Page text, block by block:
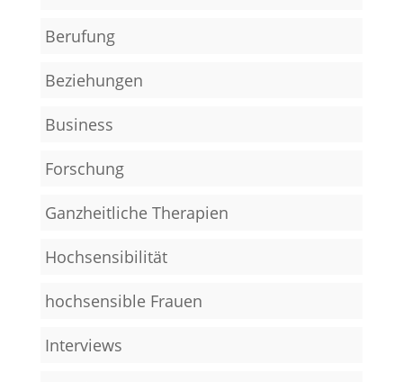
Berufung
Beziehungen
Business
Forschung
Ganzheitliche Therapien
Hochsensibilität
hochsensible Frauen
Interviews